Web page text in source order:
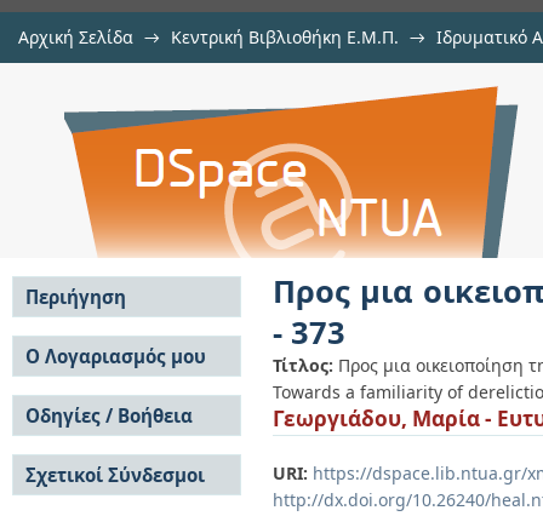
Αρχική Σελίδα → Κεντρική Βιβλιοθήκη Ε.Μ.Π. → Ιδρυματικό
Προς μια οικειοποίηση της
Προς μια
- 373
Τίτλος: Προς μια οικειοποίηση
Towards a familiarity of
Γεωργιάδου, Μαρία -
URI: https://dspace.lib.ntua.gr/
http://dx.doi.org/10.26240/
Περιήγηση
Σε όλο το DSpace
Κοινότητες & Συλλογές
Ανά Ημερομηνία
Έκδοσης
Συγγραφείς
Τίτλοι
Θέματα
Ο Λογαριασμός μου
Σύνδεση
Εγγραφή
Οδηγίες / Βοήθεια
Οδηγίες Υποβολής
Οδηγίες Χρήσης ΙΑ
Συχνές Ερωτήσεις
Σχετικοί Σύνδεσμοι